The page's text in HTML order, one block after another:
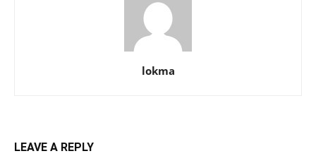
lokma
LEAVE A REPLY